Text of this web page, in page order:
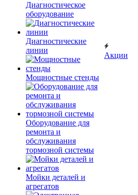
Диагностическое
оборудование
Диагностические
линии
Мощностные стенды
Оборудование для
ремонта и
обслуживания
тормозной системы
Мойки деталей и
агрегатов
Акции